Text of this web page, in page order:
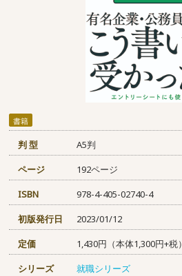
書籍
判 型
A5判
ページ
192ページ
ISBN
978-4-405-02740-4
初版発行日
2023/01/12
定価
1,430円（本体1,300円+税）
シリーズ
就職シリーズ